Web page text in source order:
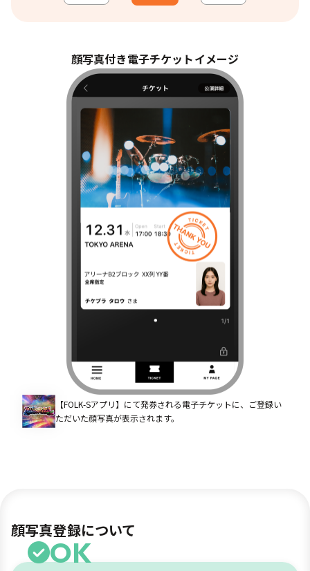
顔写真付き電子チケットイメージ
【FOLK-Sアプリ】にて発券される電子チケットに、ご登録い
ただいた顔写真が表示されます。
顔写真登録について
OK